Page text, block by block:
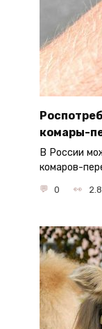
комары-
В России
комаров-
0